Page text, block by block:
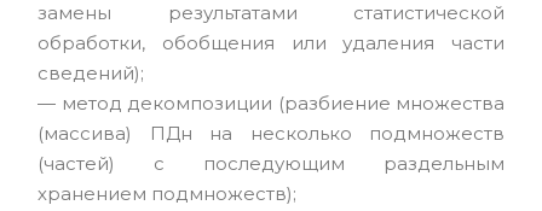
замены результатами статистической
обработки, обобщения или удаления части
сведений);
— метод декомпозиции (разбиение множества
(массива) ПДн на несколько подмножеств
(частей) с последующим раздельным
хранением подмножеств);